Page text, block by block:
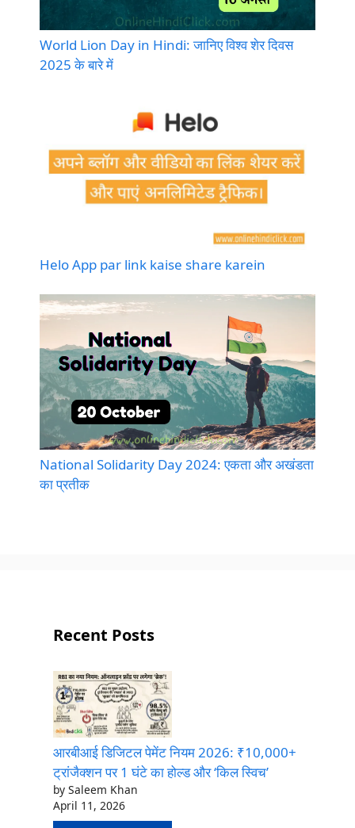
World Lion Day in Hindi: जानिए विश्व शेर दिवस
2025 के बारे में
Helo App par link kaise share karein
National Solidarity Day 2024: एकता और अखंडता
का प्रतीक
Recent Posts
आरबीआई डिजिटल पेमेंट नियम 2026: ₹10,000+
ट्रांजैक्शन पर 1 घंटे का होल्ड और ‘किल स्विच’
by Saleem Khan
April 11, 2026